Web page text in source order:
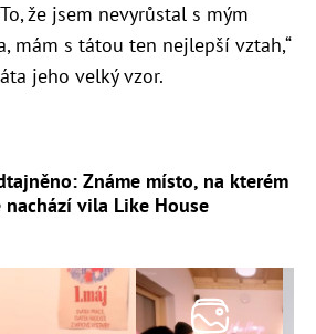
že jsem nevyrůstal s mým
mám s tátou ten nejlepší vztah,“
jeho velký vzor.
Známe místo, na kterém
nachází vila Like House